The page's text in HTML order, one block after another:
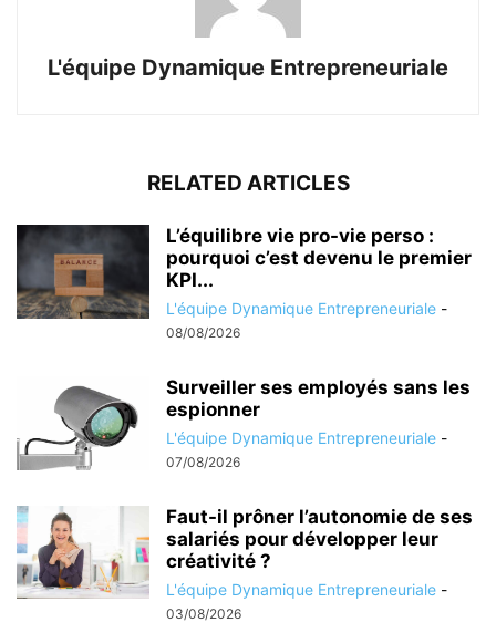
L'équipe Dynamique Entrepreneuriale
RELATED ARTICLES
L’équilibre vie pro-vie perso :
pourquoi c’est devenu le premier
KPI...
L'équipe Dynamique Entrepreneuriale -
08/08/2026
Surveiller ses employés sans les
espionner
L'équipe Dynamique Entrepreneuriale -
07/08/2026
Faut-il prôner l’autonomie de ses
salariés pour développer leur
créativité ?
L'équipe Dynamique Entrepreneuriale -
03/08/2026